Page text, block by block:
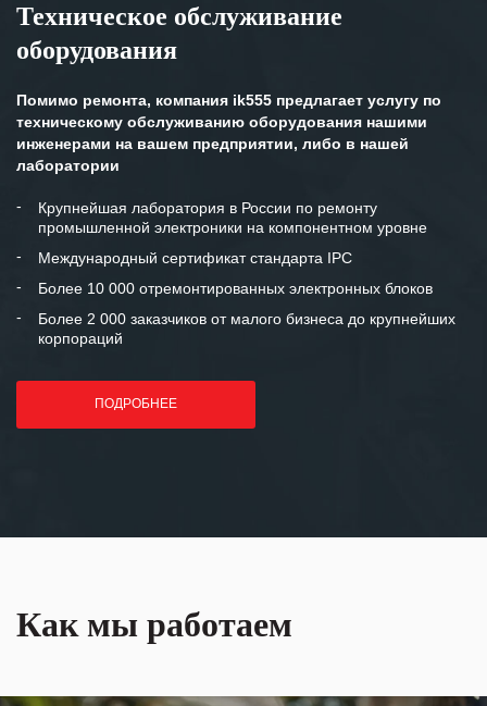
Особенно хочется отметить высокую
клиентоориентированность
готовность помочь в самых сложных
Мы высоко ценим сложившиеся
и доверительные партнерские
отношения и искренне желаем
«Инженерной компании «555» долгих
лет успеха и процветания.
Техническое обслуживание
оборудования
Помимо ремонта, компания ik555 предлагает услугу по
техническому обслуживанию оборудования нашими
инженерами на вашем предприятии, либо в нашей
лаборатории
Крупнейшая лаборатория в России по ремонту
промышленной электроники на компонентном уровне
Международный сертификат стандарта IPC
Более 10 000 отремонтированных электронных блоков
Более 2 000 заказчиков от малого бизнеса до крупнейших
корпораций
ПОДРОБНЕЕ
Как мы работаем